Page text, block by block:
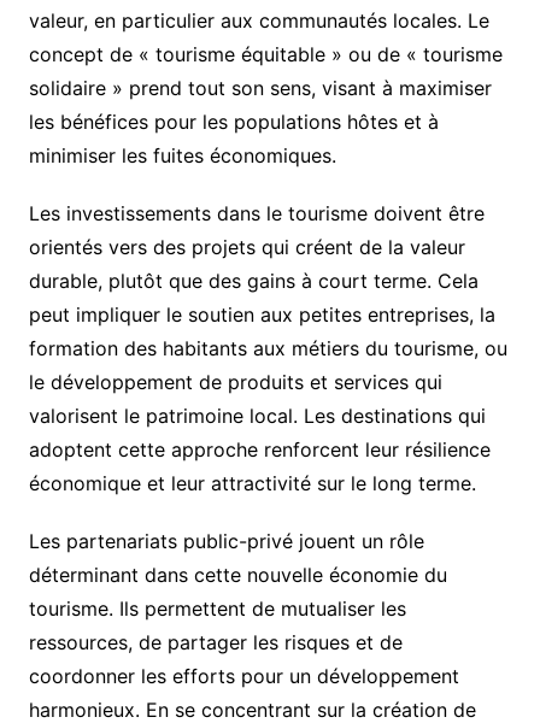
valeur, en particulier aux communautés locales. Le
concept de « tourisme équitable » ou de « tourisme
solidaire » prend tout son sens, visant à maximiser
les bénéfices pour les populations hôtes et à
minimiser les fuites économiques.
Les investissements dans le tourisme doivent être
orientés vers des projets qui créent de la valeur
durable, plutôt que des gains à court terme. Cela
peut impliquer le soutien aux petites entreprises, la
formation des habitants aux métiers du tourisme, ou
le développement de produits et services qui
valorisent le patrimoine local. Les destinations qui
adoptent cette approche renforcent leur résilience
économique et leur attractivité sur le long terme.
Les partenariats public-privé jouent un rôle
déterminant dans cette nouvelle économie du
tourisme. Ils permettent de mutualiser les
ressources, de partager les risques et de
coordonner les efforts pour un développement
harmonieux. En se concentrant sur la création de